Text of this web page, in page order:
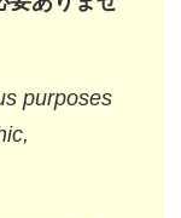
purposes